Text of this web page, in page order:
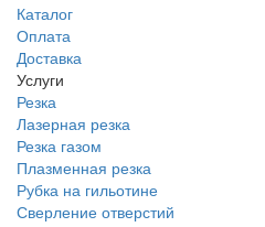
Каталог
Оплата
Доставка
Услуги
Резка
Лазерная резка
Резка газом
Плазменная резка
Рубка на гильотине
Сверление отверстий